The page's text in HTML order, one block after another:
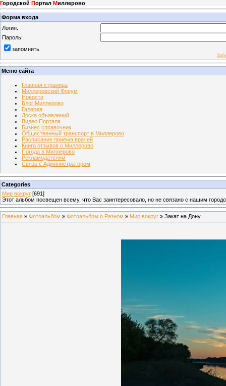
Городской Портал Миллерово
Форма входа
Логин:
Пароль:
запомнить
Меню сайта
Главная страница
Миллеровский Форум
Новости
Блог Миллерово
Галерея
Доска объявлений
Видео Портала
Бизнес справочник
Общественный транспорт в Миллерово
Расписание приема врачей
Книга отзывов о Миллерово
Погода в Миллерово
Рекламодателям
Связь с Администратором
Categories
Мир вокруг [691]
Этот альбом посвещен всему, что Вас заинтересовало, но не связано с нашим
Главная » Фотоальбом » Фотоальбом о Разном » Мир вокруг » Закат на Дону